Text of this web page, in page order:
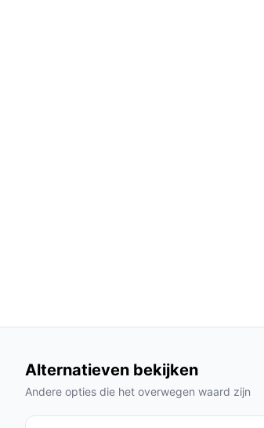
Geluidsniveau van 54 dB:
het dagelijkse leven.
Verzamelreservoir van 0.35
Alternatieven bekijken
Andere opties die het overwegen waard zijn